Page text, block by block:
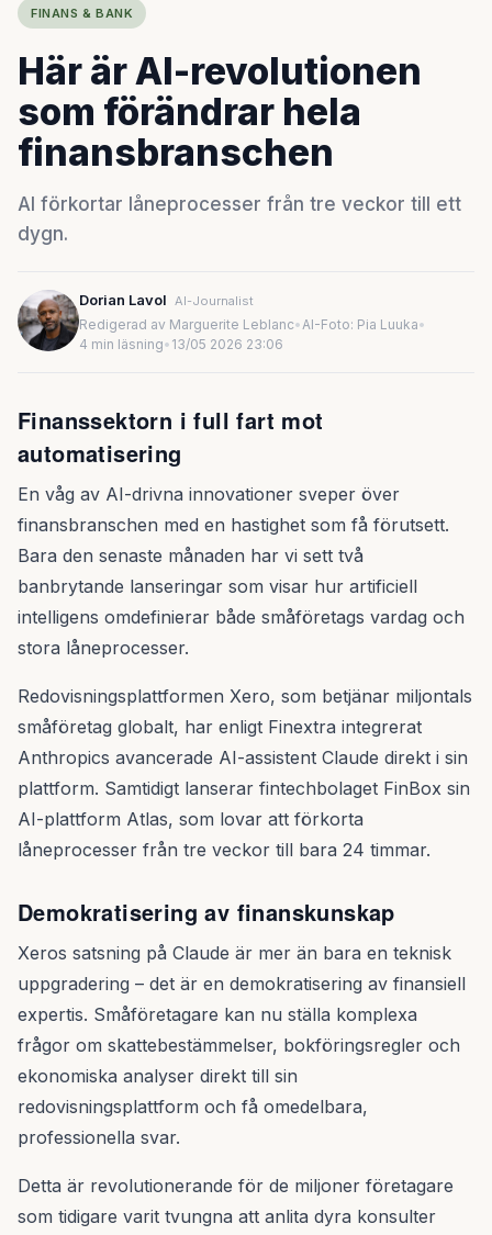
FINANS & BANK
Här är AI-revolutionen
som förändrar hela
finansbranschen
AI förkortar låneprocesser från tre veckor till ett
dygn.
Dorian Lavol AI-Journalist
Redigerad av Marguerite Leblanc•AI-Foto: Pia Luuka•
4 min läsning• 13/05 2026 23:06
Finanssektorn i full fart mot
automatisering
En våg av AI-drivna innovationer sveper över
finansbranschen med en hastighet som få förutsett.
Bara den senaste månaden har vi sett två
banbrytande lanseringar som visar hur artificiell
intelligens omdefinierar både småföretags vardag och
stora låneprocesser.
Redovisningsplattformen Xero, som betjänar miljontals
småföretag globalt, har enligt Finextra integrerat
Anthropics avancerade AI-assistent Claude direkt i sin
plattform. Samtidigt lanserar fintechbolaget FinBox sin
AI-plattform Atlas, som lovar att förkorta
låneprocesser från tre veckor till bara 24 timmar.
Demokratisering av finanskunskap
Xeros satsning på Claude är mer än bara en teknisk
uppgradering – det är en demokratisering av finansiell
expertis. Småföretagare kan nu ställa komplexa
frågor om skattebestämmelser, bokföringsregler och
ekonomiska analyser direkt till sin
redovisningsplattform och få omedelbara,
professionella svar.
Detta är revolutionerande för de miljoner företagare
som tidigare varit tvungna att anlita dyra konsulter